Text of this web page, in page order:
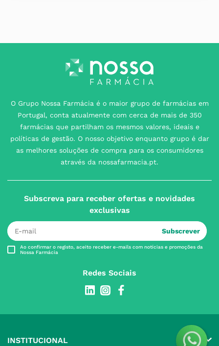
O Grupo Nossa Farmácia é o maior grupo de farmácias em
Portugal, conta atualmente com cerca de mais de 350
farmácias que partilham os mesmos valores, ideais e
políticas de gestão. O nosso objetivo enquanto grupo é dar
as melhores soluções de compra para os consumidores
através da nossafarmacia.pt.
Subscreva para receber ofertas e novidades
exclusivas
Subscrever
Ao confirmar o registo, aceito receber e-mails com notícias e promoções da
Nossa Farmácia
Redes Sociais
INSTITUCIONAL